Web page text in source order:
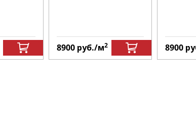
8900 руб./м2 8900